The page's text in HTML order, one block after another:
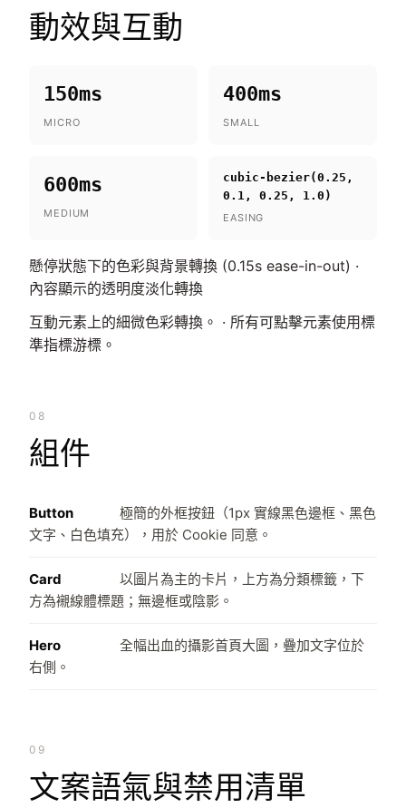
動效與互動
150ms
MICRO
400ms
SMALL
600ms
MEDIUM
cubic-bezier(0.25,
0.1, 0.25, 1.0)
EASING
懸停狀態下的色彩與背景轉換 (0.15s ease-in-out) ·
內容顯示的透明度淡化轉換
互動元素上的細微色彩轉換。 · 所有可點擊元素使用標
準指標游標。
08
組件
Button
極簡的外框按鈕（1px 實線黑色邊框、黑色
文字、白色填充），用於 Cookie 同意。
Card
以圖片為主的卡片，上方為分類標籤，下
方為襯線體標題；無邊框或陰影。
Hero
全幅出血的攝影首頁大圖，疊加文字位於
右側。
09
文案語氣與禁用清單